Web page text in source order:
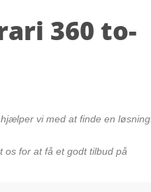
360 to-
vi med at finde en løsning.
for at få et godt tilbud på